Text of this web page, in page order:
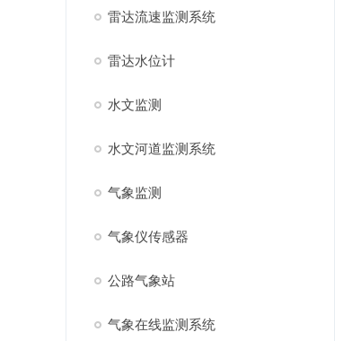
雷达流速监测系统
雷达水位计
水文监测
水文河道监测系统
气象监测
气象仪传感器
公路气象站
气象在线监测系统